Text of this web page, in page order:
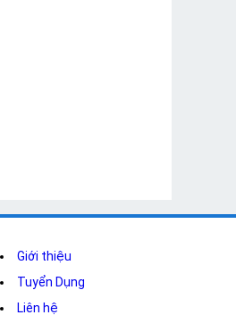
Giới thiệu
Tuyển Dụng
Liên hệ